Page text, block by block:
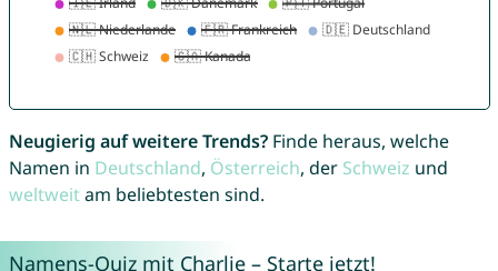
Neugierig auf weitere Trends?Finde heraus, welche
Namen in Deutschland, Österreich, der Schweiz und
weltweitam beliebtesten sind.
Namens-Quiz mit Charlie – Starte jetzt!